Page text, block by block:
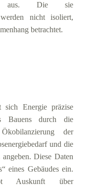
aus. Die sie
nicht isoliert,
betrachtet.
sich Energie präzise
Bauens durch die
der
und die
Diese Daten
eines Gebäudes ein.
Auskunft über